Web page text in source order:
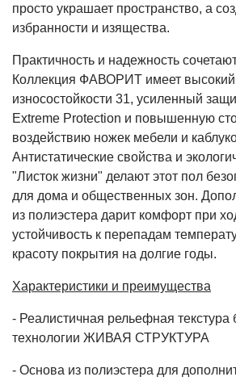
просто украшает пространство, а
избранности и изящества.
Практичность и надежность
Коллекция ФАВОРИТ имеет высокий
износостойкости 31, усиленный
Extreme Protection и повышенную
воздействию ножек мебели и
Антистатические свойства и
"Листок жизни" делают этот пол
для дома и общественных зон.
из полиэстера дарит комфорт при
устойчивость к перепадам
красоту покрытия на долгие годы.
Характеристики и преимущества
- Реалистичная рельефная текстура
технологии ЖИВАЯ СТРУКТУРА
- Основа из полиэстера для